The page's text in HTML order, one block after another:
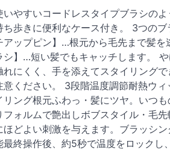
いやすいコードレスタイプブラシの
ち歩きに便利なケース付き。 3つの
アップピン】…根元から毛先まで髪
シ】…短い髪でもキャッチします。
れにくく、手を添えてスタイリング
意ください。 3段階温度調節耐熱ウ
リング根元ふわっ・髪にツヤ。いつ
フォルムで艶出しボブスタイル・毛
どよい刺激を与えます。ブラッシ
最終操作後、約5秒で温度をロック